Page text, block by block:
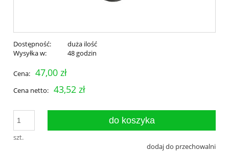
Dostępność:
duża ilość
Wysyłka w:
48 godzin
Cena: 47,00 zł
Cena netto: 43,52 zł
szt.
do koszyka
dodaj do przechowalni